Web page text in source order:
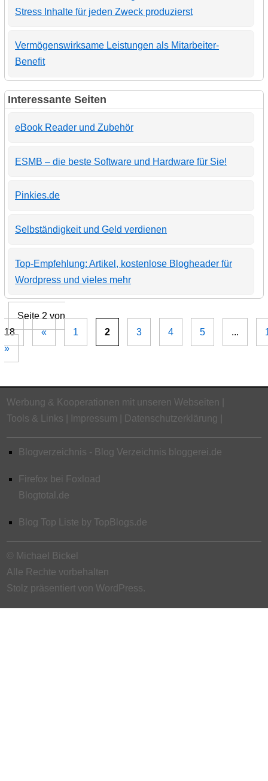
Stress Inhalte für jeden Zweck produzierst
Vermögenswirksame Leistungen als Mitarbeiter-
Benefit
Interessante Seiten
eBook Reader und Zubehör
ESMB – die beste Software und Hardware für Sie!
Pinkies.de
Selbständigkeit und Geld verdienen
Top-Empfehlung: Artikel, kostenlose Blogheader für
Wordpress und vieles mehr
Seite 2 von
18
« 1 2 3 4 5 ...
»
Werbung & Kooperationen mit unseren Webseiten
Tools & Links
Impressum Datenschutzerklärung
Blogverzeichnis - Blog Verzeichnis bloggerei.de
Firefox bei Foxload
Blogtotal.de
Blog Top Liste by TopBlogs.de
© Michael Bickel
Alle Rechte vorbehalten
Stolz präsentiert von WordPress.